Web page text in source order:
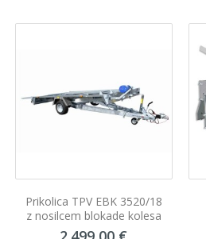
Prikolica TPV EBK 3520/18
z nosilcem blokade kolesa